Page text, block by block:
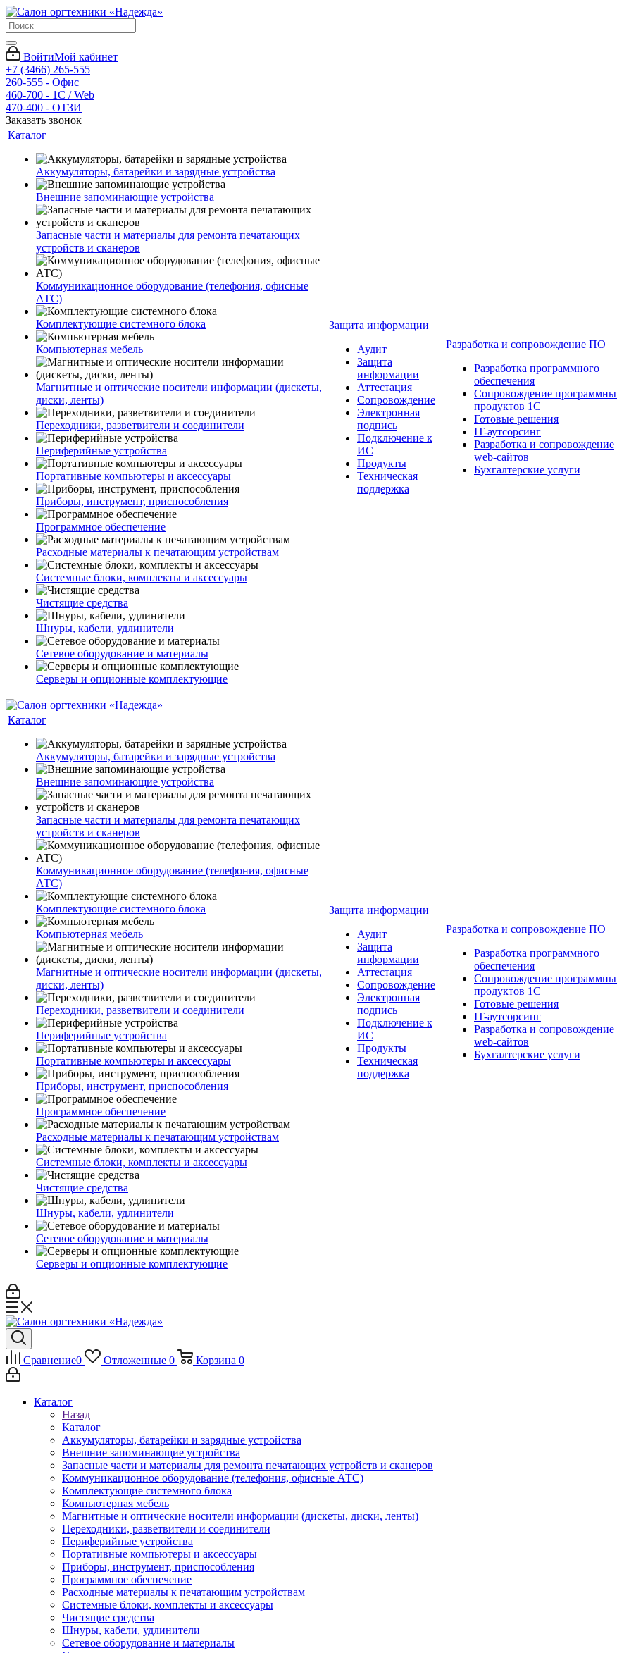
ВойтиМой кабинет
+7 (3466) 265-555
260-555 - Офис
460-700 - 1C / Web
470-400 - ОТЗИ
Заказать звонок
Каталог
Аккумуляторы, батарейки и зарядные устройства
Внешние запоминающие устройства
Запасные части и материалы для ремонта печатающих
устройств и сканеров
Коммуникационное оборудование (телефония, офисные
АТС)
Комплектующие системного блока
Компьютерная мебель
Магнитные и оптические носители информации (дискеты,
диски, ленты)
Переходники, разветвители и соединители
Периферийные устройства
Портативные компьютеры и аксессуары
Приборы, инструмент, приспособления
Программное обеспечение
Расходные материалы к печатающим устройствам
Системные блоки, комплекты и аксессуары
Чистящие средства
Шнуры, кабели, удлинители
Сетевое оборудование и материалы
Серверы и опционные комплектующие
Защита информации
Аудит
Защита
информации
Аттестация
Сопровождение
Электронная
подпись
Подключение к
ИС
Продукты
Техническая
поддержка
Разработка и сопровождение ПО
Разработка программного
обеспечения
Сопровождение
продуктов 1С
Готовые решения
IT-аутсорсинг
Разработка и сопровождение
web-сайтов
Бухгалтерские услуги
Каталог
Аккумуляторы, батарейки и зарядные устройства
Внешние запоминающие устройства
Запасные части и материалы для ремонта печатающих
устройств и сканеров
Коммуникационное оборудование (телефония, офисные
АТС)
Комплектующие системного блока
Компьютерная мебель
Магнитные и оптические носители информации (дискеты,
диски, ленты)
Переходники, разветвители и соединители
Периферийные устройства
Портативные компьютеры и аксессуары
Приборы, инструмент, приспособления
Программное обеспечение
Расходные материалы к печатающим устройствам
Системные блоки, комплекты и аксессуары
Чистящие средства
Шнуры, кабели, удлинители
Сетевое оборудование и материалы
Серверы и опционные комплектующие
Защита информации
Аудит
Защита
информации
Аттестация
Сопровождение
Электронная
подпись
Подключение к
ИС
Продукты
Техническая
поддержка
Разработка и сопровождение ПО
Разработка программного
обеспечения
Сопровождение
продуктов 1С
Готовые решения
IT-аутсорсинг
Разработка и сопровождение
web-сайтов
Бухгалтерские услуги
Сравнение0 Отложенные 0 Корзина 0
Каталог
Назад
Каталог
Аккумуляторы, батарейки и зарядные устройства
Внешние запоминающие устройства
Запасные части и материалы для ремонта печатающих устройств и сканеров
Коммуникационное оборудование (телефония, офисные АТС)
Комплектующие системного блока
Компьютерная мебель
Магнитные и оптические носители информации (дискеты, диски, ленты)
Переходники, разветвители и соединители
Периферийные устройства
Портативные компьютеры и аксессуары
Приборы, инструмент, приспособления
Программное обеспечение
Расходные материалы к печатающим устройствам
Системные блоки, комплекты и аксессуары
Чистящие средства
Шнуры, кабели, удлинители
Сетевое оборудование и материалы